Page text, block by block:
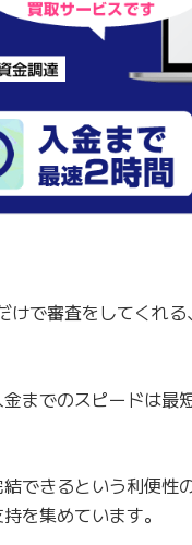
けで審査をしてくれ
までのスピードは最
できるという利便性
を集めています。